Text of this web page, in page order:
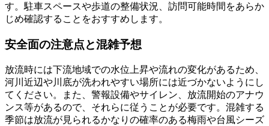
す。駐車スペースや歩道の整備状況、訪問可能時間をあらか
じめ確認することをおすすめします。
安全面の注意点と混雑予想
放流時には下流地域での水位上昇や流れの変化があるため、
河川近辺や川底が洗われやすい場所には近づかないようにし
てください。また、警報設備やサイレン、放流開始のアナウ
ンス等があるので、それらに従うことが必要です。混雑する
季節は放流が見られるかなりの確率のある梅雨や台風シーズ